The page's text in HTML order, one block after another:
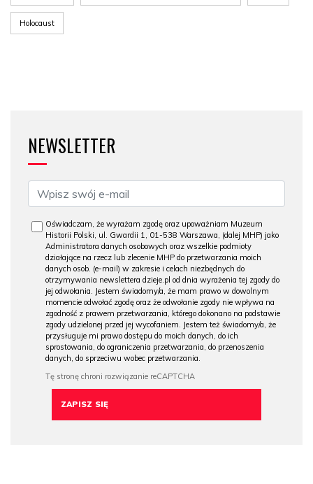
Holocaust
NEWSLETTER
Oświadczam, że wyrażam zgodę oraz upoważniam Muzeum
Historii Polski, ul. Gwardii 1, 01-538 Warszawa, (dalej MHP) jako
Administratora danych osobowych oraz wszelkie podmioty
działające na rzecz lub zlecenie MHP do przetwarzania moich
danych osob. (e-mail) w zakresie i celach niezbędnych do
otrzymywania newslettera dzieje.pl od dnia wyrażenia tej zgody do
jej odwołania. Jestem świadomy/a, że mam prawo w dowolnym
momencie odwołać zgodę oraz że odwołanie zgody nie wpływa na
zgodność z prawem przetwarzania, którego dokonano na podstawie
zgody udzielonej przed jej wycofaniem. Jestem też świadomy/a, że
przysługuje mi prawo dostępu do moich danych, do ich
sprostowania, do ograniczenia przetwarzania, do przenoszenia
danych, do sprzeciwu wobec przetwarzania.